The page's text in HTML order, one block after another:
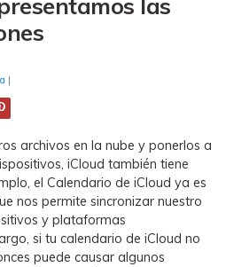
de WhatsApp
copias de seguridad de
y más apps sociales.
y Restauración
y restaura copias de
de más de 18 tipos de
incluyendo los datos de
|
archivos en la nube y ponerlos a
iCloud también tiene
el Calendario de iCloud ya es
nos permite sincronizar nuestro
y plataformas
si tu calendario de iCloud no
puede causar algunos